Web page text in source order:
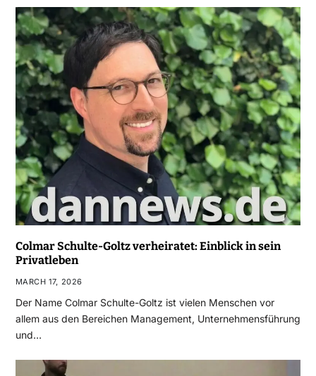
Colmar Schulte-Goltz verheiratet: Einblick in sein
Privatleben
MARCH 17, 2026
Der Name Colmar Schulte-Goltz ist vielen Menschen vor
allem aus den Bereichen Management, Unternehmensführung
und…